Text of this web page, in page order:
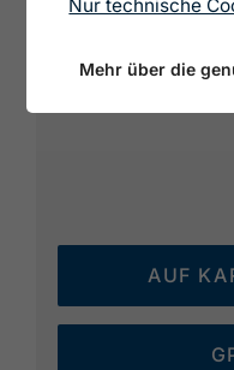
AUF
Nur technische
Mehr über die